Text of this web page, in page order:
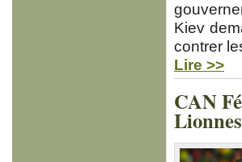
Kiev
contrer
Lire >>
CAN